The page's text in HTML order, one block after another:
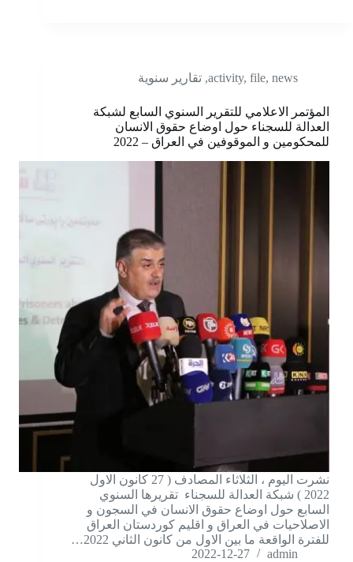
activity, file, news
, تقارير سنوية
المؤتمر الاعلامي للتقرير السنوي السابع لشبكة
العدالة للسجناء حول اوضاع حقوق الانسان
للمحكومين و الموقوفين في العراق – 2022
نشرت اليوم ، الثلاثاء المصادف ( 27 كانون الاول
2022 ) شبكة العدالة للسجناء تقريرها السنوي
السابع حول اوضاع حقوق الانسان في السجون و
الاصلاحيات في العراق و اقليم كوردستان العراق
للفترة الواقعة ما بين الاول من كانون الثاني 2022…
admin
2022-12-27